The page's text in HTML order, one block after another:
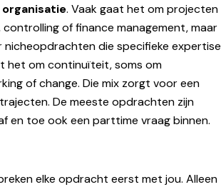
. Vaak gaat het om projecten
of finance management, maar
nicheopdrachten die specifieke expertise
het om continuïteit, soms om
of change. Die mix zorgt voor een
De meeste opdrachten zijn
en toe ook een parttime vraag binnen.
elke opdracht eerst met jou. Alleen